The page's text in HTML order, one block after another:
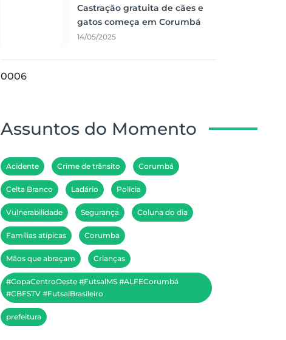
Castração gratuita de cães e
gatos começa em Corumbá
14/05/2025
0006
Assuntos do Momento
Acidente Crime de trânsito Corumbá
Celta Branco Ladário Polícia
Vulnerabilidade Segurança Coluna do dia
Famílias atípicas Corumba
Mãos que abraçam Crianças
#CopaCentroOeste #FutsalMS #ALFECorumbá
#CBFSTV #FutsalBrasileiro
prefeitura